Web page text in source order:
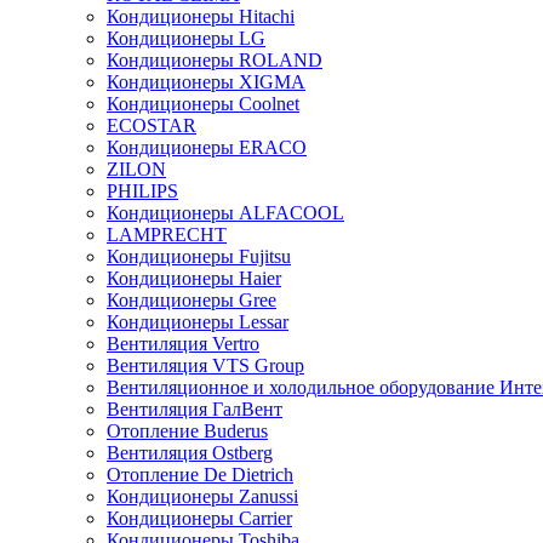
Кондиционеры Hitachi
Кондиционеры LG
Кондиционеры ROLAND
Кондиционеры XIGMA
Кондиционеры Coolnet
ECOSTAR
Кондиционеры ERACO
ZILON
PHILIPS
Кондиционеры ALFACOOL
LAMPRECHT
Кондиционеры Fujitsu
Кондиционеры Haier
Кондиционеры Gree
Кондиционеры Lessar
Вентиляция Vertro
Вентиляция VTS Group
Вентиляционное и холодильное оборудование
Вентиляция ГалВент
Отопление Buderus
Вентиляция Ostberg
Отопление De Dietrich
Кондиционеры Zanussi
Кондиционеры Carrier